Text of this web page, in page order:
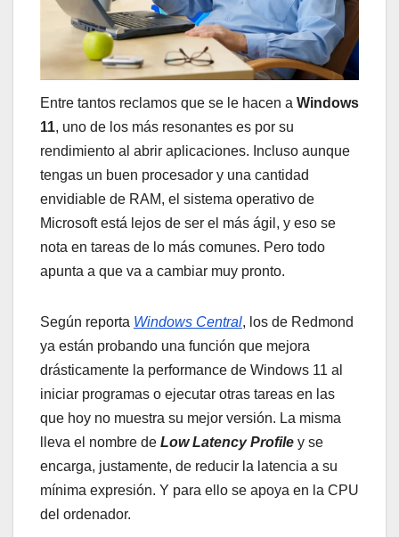
Entre tantos reclamos que se le hacen a Windows
11, uno de los más resonantes es por su
rendimiento al abrir aplicaciones. Incluso aunque
tengas un buen procesador y una cantidad
envidiable de RAM, el sistema operativo de
Microsoft está lejos de ser el más ágil, y eso se
nota en tareas de lo más comunes. Pero todo
apunta a que va a cambiar muy pronto.
Según reporta Windows Central, los de Redmond
ya están probando una función que mejora
drásticamente la performance de Windows 11 al
iniciar programas o ejecutar otras tareas en las
que hoy no muestra su mejor versión. La misma
lleva el nombre de Low Latency Profile y se
encarga, justamente, de reducir la latencia a su
mínima expresión. Y para ello se apoya en la CPU
del ordenador.